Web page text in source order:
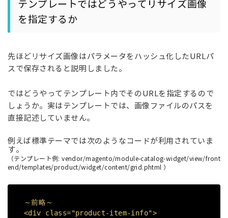
テンプレートではどうやってリサイズ画像
を指定するか
先ほどリサイズ画像はパラメータをハッシュ化したURLパ
スで保存されると説明しました。
ではどうやってテンプレート内でそのURLを指定するので
しょうか。実はテンプレートでは、画像ファイルのパスを
直接記述していません。
例えば標準テーマでは次のようなコードが利用されていま
す。
（テンプレート例: vendor/magento/module-catalog-widget/view/front
end/templates/product/widget/content/grid.phtml ）
～前略～
<div class="product-item-info">